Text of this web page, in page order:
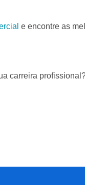
e encontre as
carreira